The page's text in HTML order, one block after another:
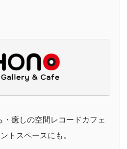
癒しの空間レコードカフェ
トスペースにも。